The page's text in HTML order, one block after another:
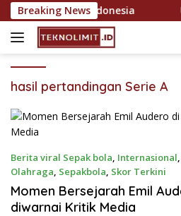
Skip
to
content
Breaking News
Bawah Liga Indonesia
hasil pertandingan Serie A
Berita viral Sepak bola, Internasional,
Olahraga, Sepakbola, Skor Terkini
March 11, 2026
Momen Bersejarah Emil
diwarnai Kritik Media